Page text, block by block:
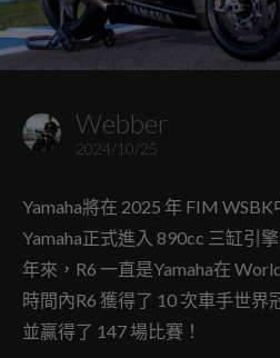
Webber
2024/10/25
Yamaha將在 2025 年 FIM
Yamaha正式進入 890cc 三缸引
年來，R6 一直是Yamaha在
時間內R6 獲得了 10 次車手世界
並贏得了 147 場比賽！